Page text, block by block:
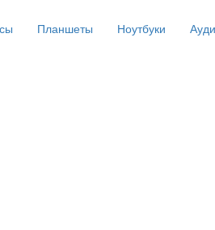
Планшеты Ноутбуки